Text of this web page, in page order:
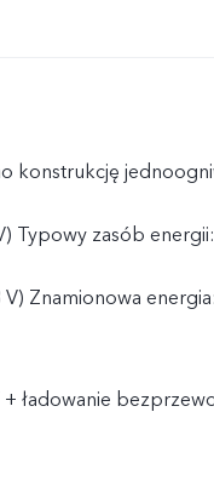
konstrukcję
Typowy zasób
Znamionowa
ładowanie